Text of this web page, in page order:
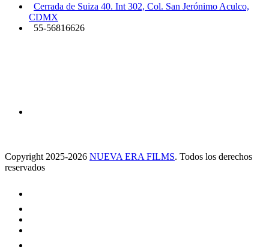
Cerrada de Suiza 40. Int 302, Col. San Jerónimo Aculco,
CDMX
55-56816626
Copyright 2025-2026 NUEVA ERA FILMS. Todos los derechos
reservados